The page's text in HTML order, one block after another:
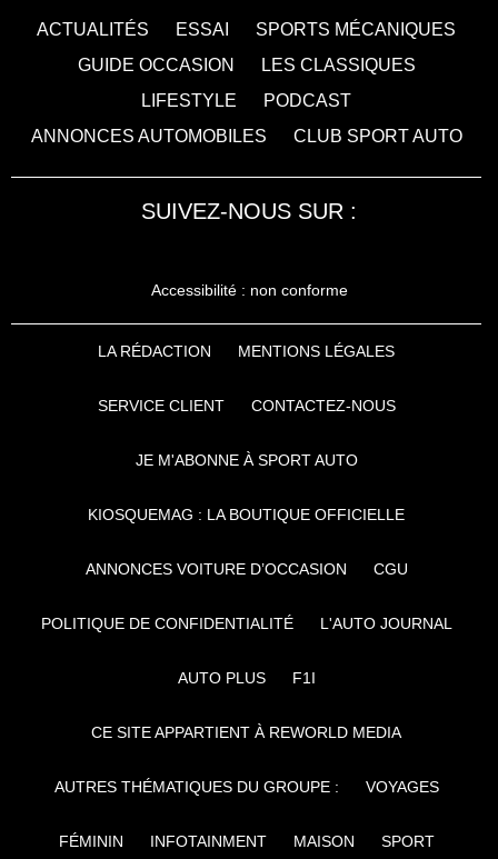
ACTUALITÉS ESSAI
SPORTS MÉCANIQUES
GUIDE OCCASION
LES CLASSIQUES
LIFESTYLE
PODCAST
ANNONCES AUTOMOBILES
CLUB SPORT AUTO
SUIVEZ-NOUS SUR :
Accessibilité : non conforme
LA RÉDACTION MENTIONS LÉGALES
SERVICE CLIENT CONTACTEZ-NOUS
JE M'ABONNE À SPORT AUTO
KIOSQUEMAG : LA BOUTIQUE OFFICIELLE
ANNONCES VOITURE D’OCCASION CGU
POLITIQUE DE CONFIDENTIALITÉ L'AUTO JOURNAL
AUTO PLUS F1I
CE SITE APPARTIENT À REWORLD MEDIA
AUTRES THÉMATIQUES DU GROUPE : VOYAGES
FÉMININ INFOTAINMENT MAISON SPORT